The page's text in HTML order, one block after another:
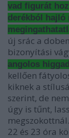
vad figurát
derékból hajló
új srác a
bizonyítási
angolos
kellően
kiknek a
szerint, de
úgy is tűnt,
22 és 23 óra